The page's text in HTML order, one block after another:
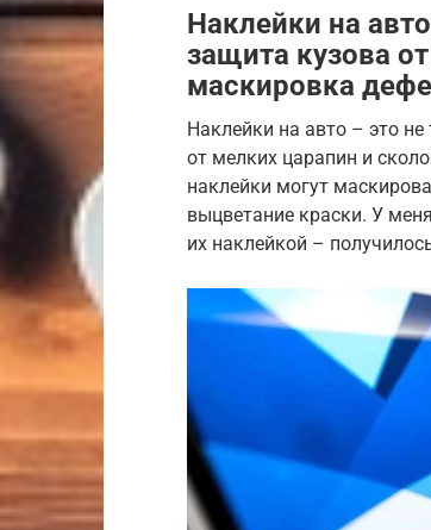
Наклейки на
защита кузова
маскировка
Наклейки на авто – это
от мелких царапин и
наклейки могут
выцветание краски. У
их наклейкой –